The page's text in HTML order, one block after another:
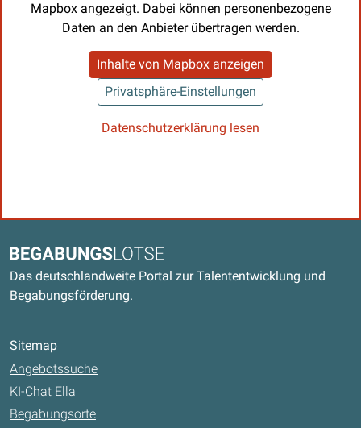
Mapbox angezeigt. Dabei können personenbezogene
Daten an den Anbieter übertragen werden.
Inhalte von Mapbox anzeigen
Privatsphäre-Einstellungen
Datenschutzerklärung lesen
Begabungslotse
Das deutschlandweite Portal zur Talententwicklung und
Begabungsförderung.
Sitemap
Angebotssuche
KI-Chat Ella
Begabungsorte